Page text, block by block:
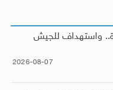
واستهداف للجيش
2026-08-07